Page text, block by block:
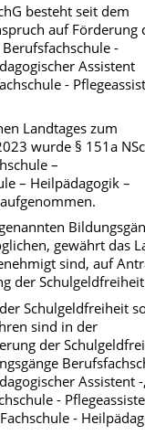
besteht seit dem
auf Förderung
-
Assistent
-
Landtages zum
wurde § 151a
–
– Heilpädagogik –
gewährt das
sind, auf
der
Schulgeldfreiheit
sind in der
der
Assistent
-
-